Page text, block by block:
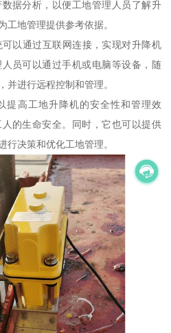
据分析，以便工地管理人员了解升
工地管理提供参考依据。
以通过互联网连接，实现对升降机
员可以通过手机或电脑等设备，随
并进行远程控制和管理。
提高工地升降机的安全性和管理效
的生命安全。同时，它也可以提供
行决策和优化工地管理。